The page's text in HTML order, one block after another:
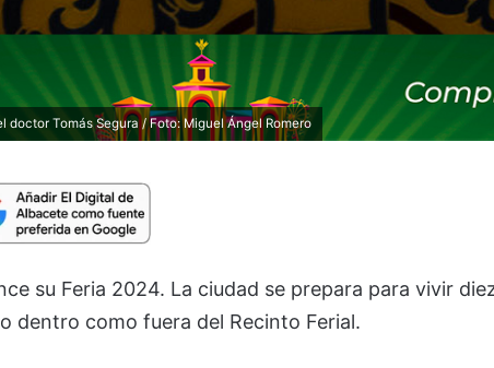
Tomás Segura / Foto: Miguel Ángel Romero
su Feria 2024. La ciudad se prepara para vivir
dentro como fuera del Recinto Ferial.